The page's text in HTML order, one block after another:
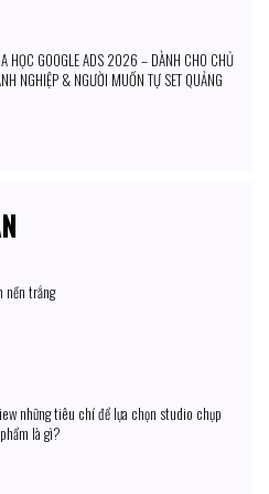
HỌC GOOGLE ADS 2026 – DÀNH CHO CHỦ
NGHIỆP & NGƯỜI MUỐN TỰ SET QUẢNG
nền trắng
những tiêu chí để lựa chọn studio chụp
là gì?